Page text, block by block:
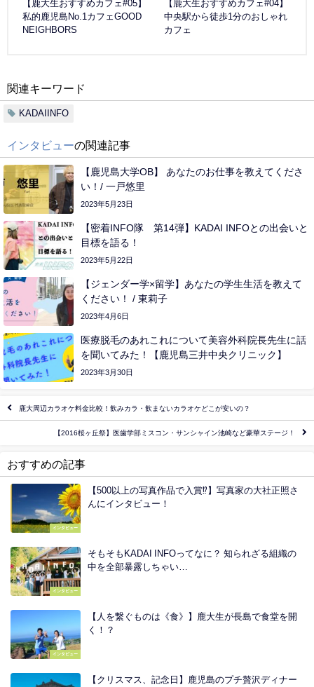
【鹿大生おすすめカフェ#05】
私的鹿児島No.1カフェGOOD
NEIGHBORS
【鹿大生おすすめカフェ#04】
中央駅から徒歩1分のおしゃれ
カフェ
関連キーワード
KADAIINFO
インタビューの関連記事
【鹿児島大学OB】 あなたのお仕事を教えてくださ
い！/ 一戸悠里
2023年5月23日
【密着INFO隊 第14弾】KADAI INFOとの出会いと
目標を語る！
2023年5月22日
【ジェンダー学×留学】あなたの学生生活を教えて
ください！ / 東莉子
2023年4月6日
医療脱毛のあれこれについて美容外科院長先生に話
を聞いてみた！【鹿児島三井中央クリニック】
2023年3月30日
鹿大周辺カラオケ料金比較！飲みカラ・飲まないカラオケどこが安いの？
【2016桜ヶ丘祭】医歯学部ミスコン・サンシャイン池崎など豪華ステージ！
おすすめの記事
インタビュー
【500以上の写真作品で入賞⁉︎】写真家の大社正照さ
んにインタビュー！
インタビュー
そもそもKADAI INFOってなに？ 知られざる組織の
中を全部暴露しちゃい…
インタビュー
【人を繋ぐものは《食》】鹿大生が長島で食堂を開
く！？
【クリスマス、記念日】鹿児島のプチ贅沢ディナー